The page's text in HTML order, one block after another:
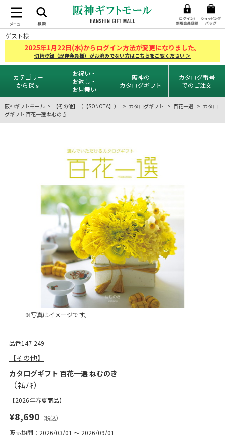
ゲスト様
2025年1月22日(水)からログイン方法が変更になりました。
切替登録（既存会員様）がお済みでない方はこちらをご覧ください ＞
カテゴリー
から探す
お祝い・
お返し・
お見舞い
阪神の
カタログギフト
カタログ番号
でのご注文
阪神ギフトモール 【その他】（【SONOTA】） カタログギフト 百花一選
カタロ
グギフト 百花一選 ねむのき
※写真はイメージです。
品番147-249
【その他】
カタログギフト 百花一選 ねむのき
【2026年春夏商品】
¥8,690 （税込）
販売期間：2026/03/01 ～ 2026/09/01